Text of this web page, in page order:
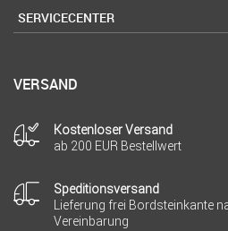
SERVICECENTER
VERSAND
Kostenloser Versand
ab 200 EUR Bestellwert
Speditionsversand
Lieferung frei Bordsteinkante
Vereinbarung